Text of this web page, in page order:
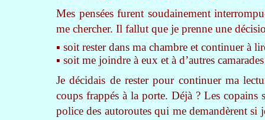
Mes pensées furent soudainement
me chercher. Il fallut que je prenne une
▪ soit rester dans ma chambre et continuer à
▪ soit me joindre à eux et à d’autres
Je décidais de rester pour continuer ma
coups frappés à la porte. Déjà ? Les
police des autoroutes qui me demandèrent si